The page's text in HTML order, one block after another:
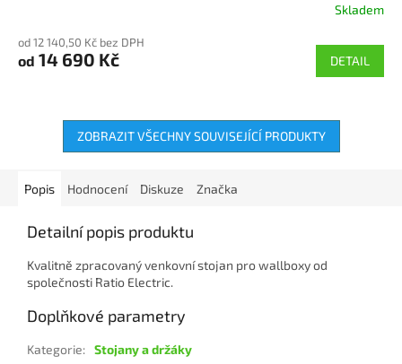
Skladem
od 12 140,50 Kč bez DPH
od 14 690 Kč DETAIL
ZOBRAZIT VŠECHNY SOUVISEJÍCÍ PRODUKTY
Popis Hodnocení Diskuze Značka
Detailní popis produktu
Kvalitně zpracovaný venkovní stojan pro wallboxy od
společnosti Ratio Electric.
Doplňkové parametry
Kategorie: Stojany a držáky